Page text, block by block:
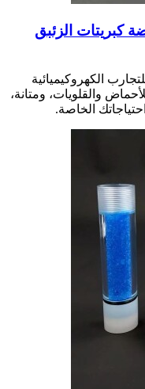
كبريتات الزئبق
الكهروكيميائية
والقلويات، ومتانة،
الخاصة.